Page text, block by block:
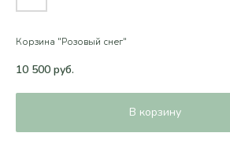
Корзина "Розовый снег"
10 500 руб.
В корзину